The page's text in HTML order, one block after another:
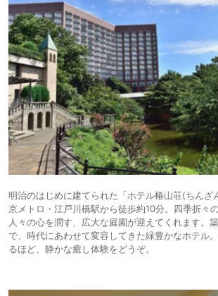
明治のはじめに建てられた「ホテル椿山荘(ちんざ
京メトロ・江戸川橋駅から徒歩約10分。四季折々
人々の心を潤す、広大な庭園が迎えてくれます。
で、時代にあわせて変容してきた緑豊かなホテル
るほど、静かな癒し体験をどうぞ。